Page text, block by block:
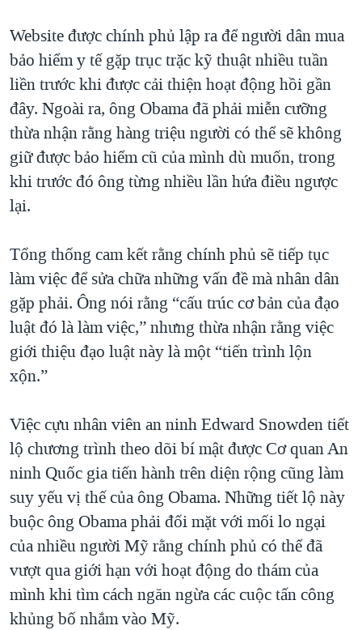
Website được chính phủ lập ra để người dân mua
bảo hiểm y tế gặp trục trặc kỹ thuật nhiều tuần
liền trước khi được cải thiện hoạt động hồi gần
đây. Ngoài ra, ông Obama đã phải miễn cưỡng
thừa nhận rằng hàng triệu người có thể sẽ không
giữ được bảo hiểm cũ của mình dù muốn, trong
khi trước đó ông từng nhiều lần hứa điều ngược
lại.
Tổng thống cam kết rằng chính phủ sẽ tiếp tục
làm việc để sửa chữa những vấn đề mà nhân dân
gặp phải. Ông nói rằng “cấu trúc cơ bản của đạo
luật đó là làm việc,” nhưng thừa nhận rằng việc
giới thiệu đạo luật này là một “tiến trình lộn
xộn.”
Việc cựu nhân viên an ninh Edward Snowden tiết
lộ chương trình theo dõi bí mật được Cơ quan An
ninh Quốc gia tiến hành trên diện rộng cũng làm
suy yếu vị thế của ông Obama. Những tiết lộ này
buộc ông Obama phải đối mặt với mối lo ngại
của nhiều người Mỹ rằng chính phủ có thể đã
vượt qua giới hạn với hoạt động do thám của
mình khi tìm cách ngăn ngừa các cuộc tấn công
khủng bố nhắm vào Mỹ.